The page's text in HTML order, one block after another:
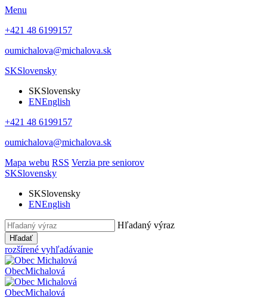
Menu
+421 48 6199157
oumichalova@michalova.sk
SKSlovensky
SKSlovensky
ENEnglish
+421 48 6199157
oumichalova@michalova.sk
Mapa webu RSS Verzia pre seniorov
SKSlovensky
SKSlovensky
ENEnglish
Hľadaný výraz
Hľadať
rozšírené vyhľadávanie
ObecMichalová
ObecMichalová